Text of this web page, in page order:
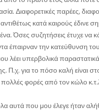
Διαφορετικές παρέες,
κατά καιρούς έδινε
Όσες συζητήσεις έτυχε να
έπαιρναν την κατεύθυνση
λέει υπερβολικά
Π.χ. για το πόσο καλή είναι
πολλές φορές από τον κώλο
αυτά που μου έλεγε ήταν